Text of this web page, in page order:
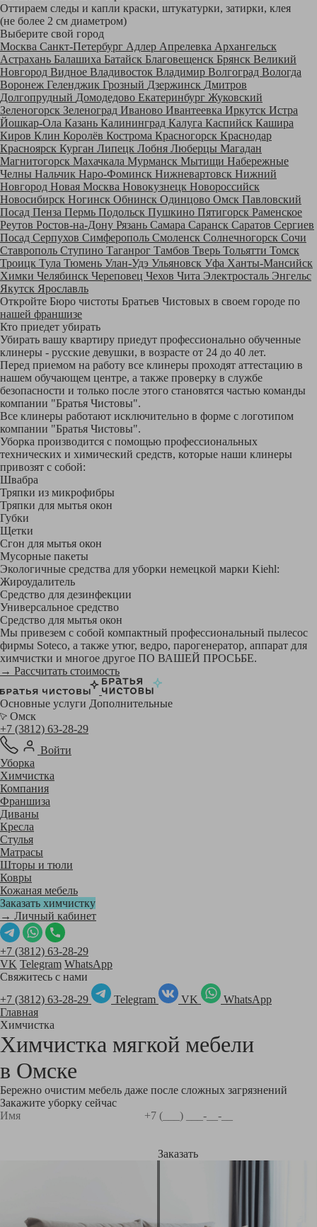
Оттираем следы и капли краски, штукатурки, затирки, клея
(не более 2 см диаметром)
Выберите свой город
Москва Санкт-Петербург Адлер Апрелевка Архангельск
Астрахань Балашиха Батайск Благовещенск Брянск Великий
Новгород Видное Владивосток Владимир Волгоград Вологда
Воронеж Геленджик Грозный Дзержинск Дмитров
Долгопрудный Домодедово Екатеринбург Жуковский
Зеленогорск Зеленоград Иваново Ивантеевка Иркутск Истра
Йошкар-Ола Казань Калининград Калуга Каспийск Кашира
Киров Клин Королёв Кострома Красногорск Краснодар
Красноярск Курган Липецк Лобня Люберцы Магадан
Магнитогорск Махачкала Мурманск Мытищи Набережные
Челны Нальчик Наро-Фоминск Нижневартовск Нижний
Новгород Новая Москва Новокузнецк Новороссийск
Новосибирск Ногинск Обнинск Одинцово Омск Павловский
Посад Пенза Пермь Подольск Пушкино Пятигорск Раменское
Реутов Ростов-на-Дону Рязань Самара Саранск Саратов Сергиев
Посад Серпухов Симферополь Смоленск Солнечногорск Сочи
Ставрополь Ступино Таганрог Тамбов Тверь Тольятти Томск
Троицк Тула Тюмень Улан-Удэ Ульяновск Уфа Ханты-Мансийск
Химки Челябинск Череповец Чехов Чита Электросталь Энгельс
Якутск Ярославль
Откройте Бюро чистоты Братьев Чистовых в своем городе по
нашей франшизе
Кто приедет убирать
Убирать вашу квартиру приедут профессионально обученные
клинеры - русские девушки, в возрасте от 24 до 40 лет.
Перед приемом на работу все клинеры проходят аттестацию в
нашем обучающем центре, а также проверку в службе
безопасности и только после этого становятся частью команды
компании "Братья Чистовы".
Все клинеры работают исключительно в форме с логотипом
компании "Братья Чистовы".
Уборка производится с помощью профессиональных
технических и химический средств, которые наши клинеры
привозят с собой:
Швабра
Тряпки из микрофибры
Тряпки для мытья окон
Губки
Щетки
Сгон для мытья окон
Мусорные пакеты
Экологичные средства для уборки немецкой марки Kiehl:
Жироудалитель
Средство для дезинфекции
Универсальное средство
Средство для мытья окон
Мы привезем с собой компактный профессиональный пылесос
фирмы Soteco, а также утюг, ведро, парогенератор, аппарат для
химчистки и многое другое ПО ВАШЕЙ ПРОСЬБЕ.
→ Рассчитать стоимость
Основные услуги Дополнительные
Омск
+7 (3812) 63-28-29
Войти
Уборка
Химчистка
Компания
Франшиза
Диваны
Кресла
Стулья
Матрасы
Шторы и тюли
Ковры
Кожаная мебель
Заказать химчистку
→ Личный кабинет
+7 (3812) 63-28-29
VK Telegram WhatsApp
Свяжитесь с нами
+7 (3812) 63-28-29
Telegram VK
WhatsApp
Главная
Химчистка
Химчистка мягкой мебели
в Омске
Бережно очистим мебель даже после сложных загрязнений
Закажите уборку сейчас
Заказать